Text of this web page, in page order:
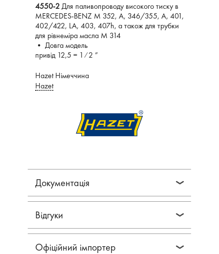
4550-2Для паливопроводу високого тиску в
MERCEDES-BENZ M 352, A, 346/355, A, 401,
402/422, LA, 403, 407h, а також для трубки
для рівнеміра масла M 314
• Довга модель
привід 12,5 = 1 ⁄ 2 ”
Hazet Німеччина
Hazet
Документація
Відгуки
Офіційний імпортер